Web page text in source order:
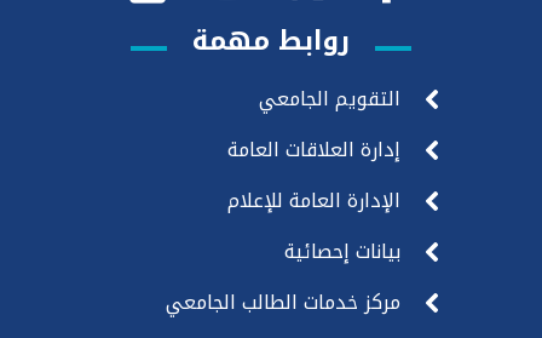
روابط مهمة
التقويم الجامعي
إدارة العلاقات العامة
الإدارة العامة للإعلام
بيانات إحصائية
مركز خدمات الطالب الجامعي